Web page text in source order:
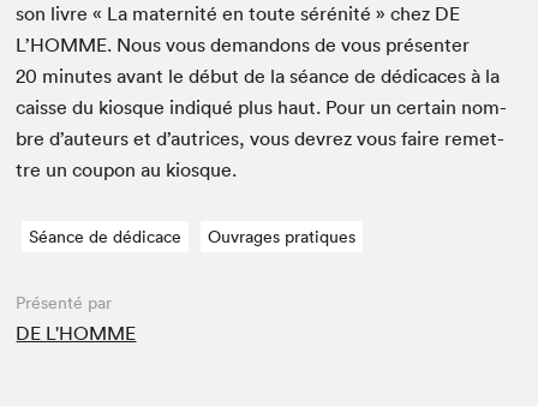
son livre « La mater­nité en toute sérénité » chez DE
L’HOMME. Nous vous deman­dons de vous présen­ter
20 min­utes avant le début de la séance de dédi­caces à la
caisse du kiosque indiqué plus haut. Pour un cer­tain nom­
bre d’auteurs et d’autrices, vous devrez vous faire remet­
tre un coupon au kiosque.
Séance de dédicace Ouvrages pratiques
Présenté par
DE L'HOMME